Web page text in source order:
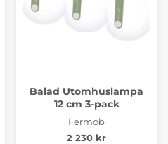
Balad Utomhuslampa
12 cm 3-pack
Fermob
2 230 kr